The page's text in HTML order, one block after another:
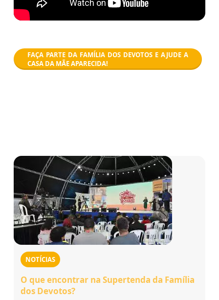
FAÇA PARTE DA FAMÍLIA DOS DEVOTOS E AJUDE A
CASA DA MÃE APARECIDA!
NOTÍCIAS
O que encontrar na Supertenda da Família
dos Devotos?